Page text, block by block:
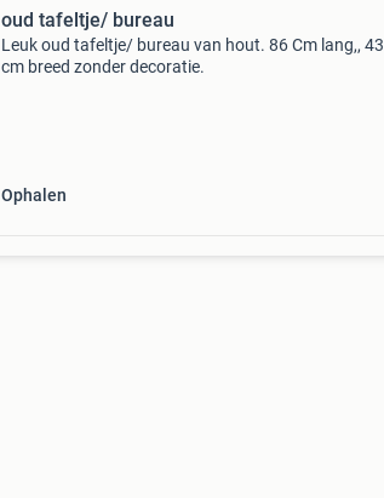
oud tafeltje/ bureau
Leuk oud tafeltje/ bureau van hout. 86 Cm lang,, 43
cm breed zonder decoratie.
Ophalen